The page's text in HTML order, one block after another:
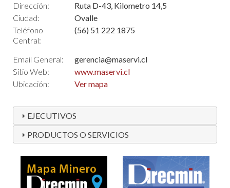
Dirección:
Ruta D-43, Kilometro 14,5
Ciudad:
Ovalle
Teléfono
Central:
(56) 51 222 1875
Email General:
gerencia@maservi.cl
Sitio Web:
www.maservi.cl
Ubicación:
Ver mapa
EJECUTIVOS
PRODUCTOS O SERVICIOS